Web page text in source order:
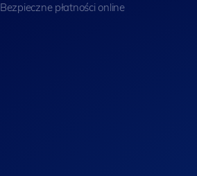
Bezpieczne płatności online